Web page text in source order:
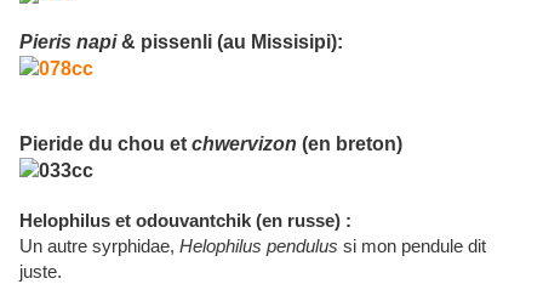
Pieris napi& pissenli (au Missisipi):
Pieride du chou et chwervizon (en breton)
Helophilus et odouvantchik (en russe) :
Un autre syrphidae, Helophilus pendulus si mon pendule dit
juste.